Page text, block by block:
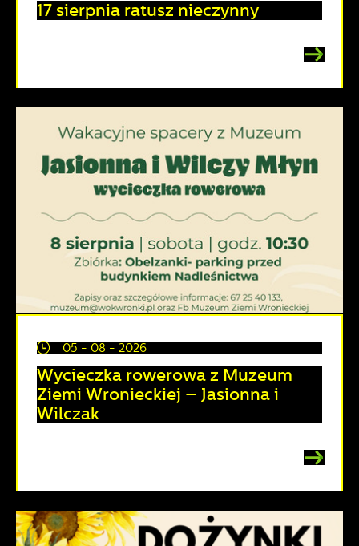
17 sierpnia ratusz nieczynny
05 - 08 - 2026
Wycieczka rowerowa z Muzeum
Ziemi Wronieckiej – Jasionna i
Wilczak